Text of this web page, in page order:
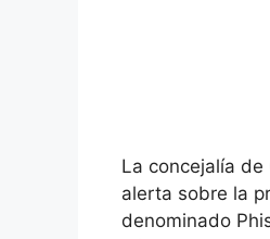
La concejalía
alerta sobre la
denominado